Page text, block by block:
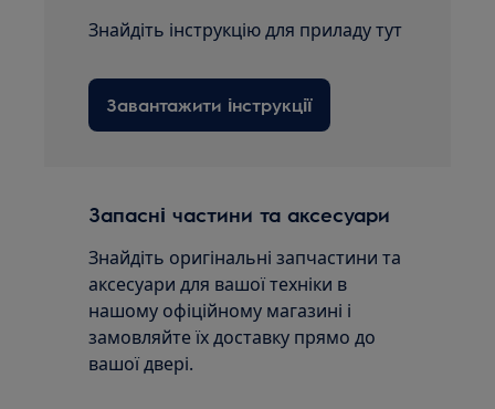
Знайдіть інструкцію для приладу тут
Завантажити інструкції
Запасні частини та аксесуари
Знайдіть оригінальні запчастини та
аксесуари для вашої техніки в
нашому офіційному магазині і
замовляйте їх доставку прямо до
вашої двері.